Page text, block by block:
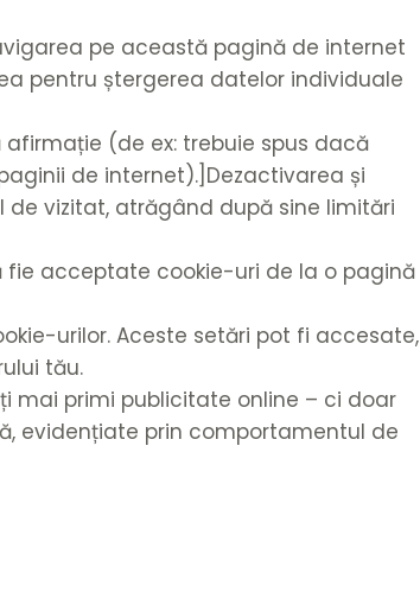
pe această pagină de internet
pentru ștergerea datelor individuale
(de ex: trebuie spus dacă
de internet).]Dezactivarea și
vizitat, atrăgând după sine limitări
fie acceptate cookie-uri de la o pagină
urilor. Aceste setări pot fi accesate,
tău.
mai primi publicitate online – ci doar
evidențiate prin comportamentul de